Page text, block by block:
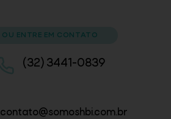
OU ENTRE EM CONTATO
(32) 3441-0839
contato@somoshbi.com.br